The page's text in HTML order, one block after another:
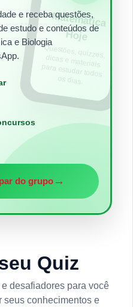
e receba questões,
estudo e conteúdos de
e Biologia
do grupo→
Matem
ática
Hoje
Questões, quizzes,
dicas e materiais
para estudar todos
os dias.
Quiz
desafiadores para você
seus conhecimentos e